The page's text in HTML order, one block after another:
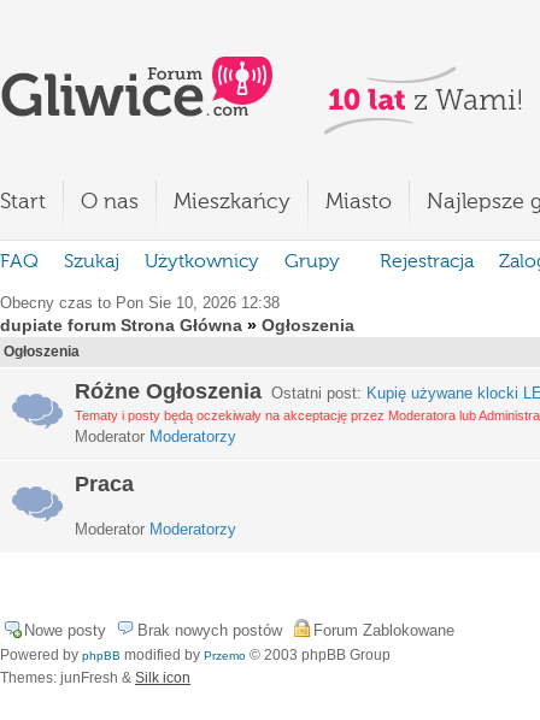
Start O nas Mieszkańcy Miasto Najlepsze
FAQ Szukaj Użytkownicy Grupy Rejestracja
Obecny czas to Pon Sie 10, 2026 12:38
dupiate forum Strona Główna » Ogłoszenia
Ogłoszenia
Różne Ogłoszenia Ostatni post: Kupię używane klocki
Tematy i posty będą oczekiwały na akceptację przez Moderatora lub
Moderator Moderatorzy
Praca
Moderator Moderatorzy
Nowe posty Brak nowych postów Forum Zablokowane
Powered by phpBB modified by Przemo © 2003 phpBB Group
Themes: junFresh & Silk icon